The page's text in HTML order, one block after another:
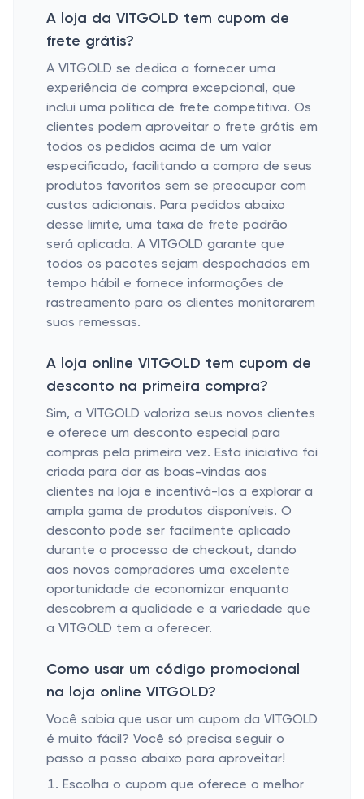
A loja da VITGOLD tem cupom de
frete grátis?
A VITGOLD se dedica a fornecer uma
experiência de compra excepcional, que
inclui uma política de frete competitiva. Os
clientes podem aproveitar o frete grátis em
todos os pedidos acima de um valor
especificado, facilitando a compra de seus
produtos favoritos sem se preocupar com
custos adicionais. Para pedidos abaixo
desse limite, uma taxa de frete padrão
será aplicada. A VITGOLD garante que
todos os pacotes sejam despachados em
tempo hábil e fornece informações de
rastreamento para os clientes monitorarem
suas remessas.
A loja online VITGOLD tem cupom de
desconto na primeira compra?
Sim, a VITGOLD valoriza seus novos clientes
e oferece um desconto especial para
compras pela primeira vez. Esta iniciativa foi
criada para dar as boas-vindas aos
clientes na loja e incentivá-los a explorar a
ampla gama de produtos disponíveis. O
desconto pode ser facilmente aplicado
durante o processo de checkout, dando
aos novos compradores uma excelente
oportunidade de economizar enquanto
descobrem a qualidade e a variedade que
a VITGOLD tem a oferecer.
Como usar um código promocional
na loja online VITGOLD?
Você sabia que usar um cupom da VITGOLD
é muito fácil? Você só precisa seguir o
passo a passo abaixo para aproveitar!
Escolha o cupom que oferece o melhor